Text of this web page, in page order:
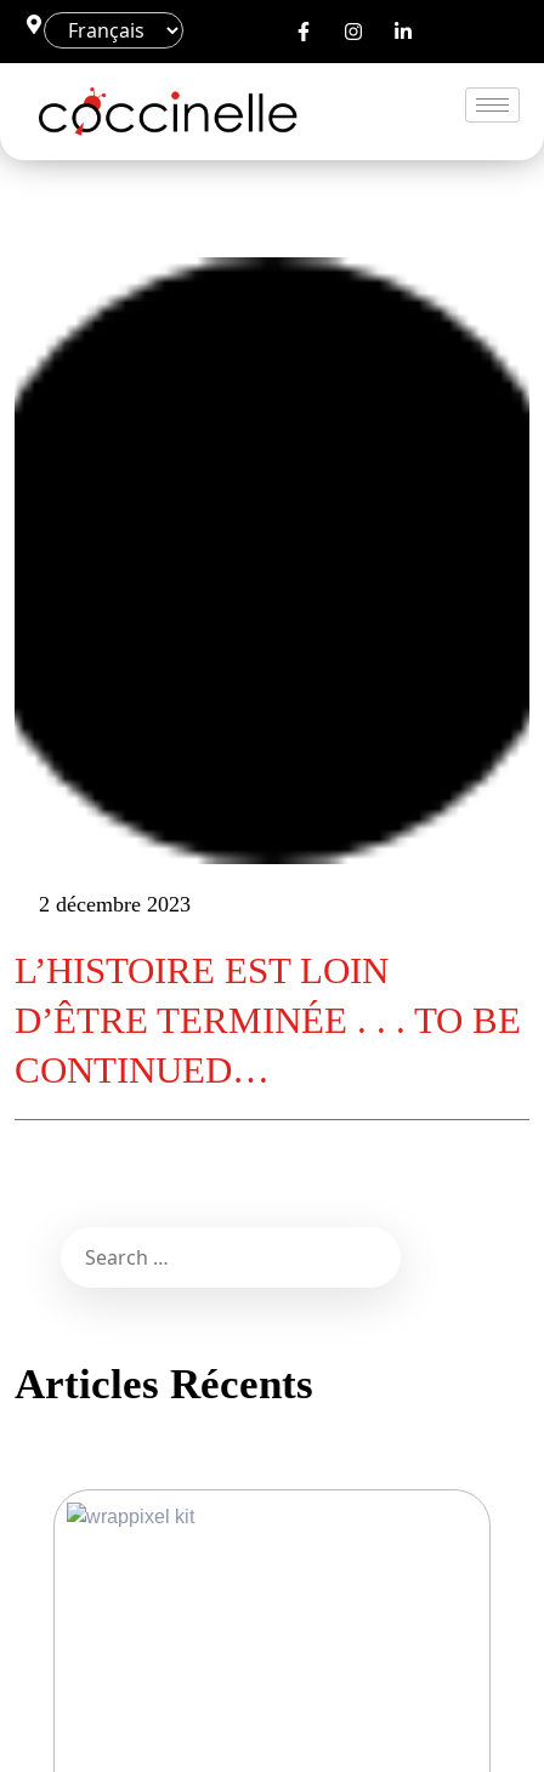
2 décembre 2023
L’HISTOIRE EST LOIN
D’ÊTRE TERMINÉE . . . TO BE
CONTINUED…
Articles Récents